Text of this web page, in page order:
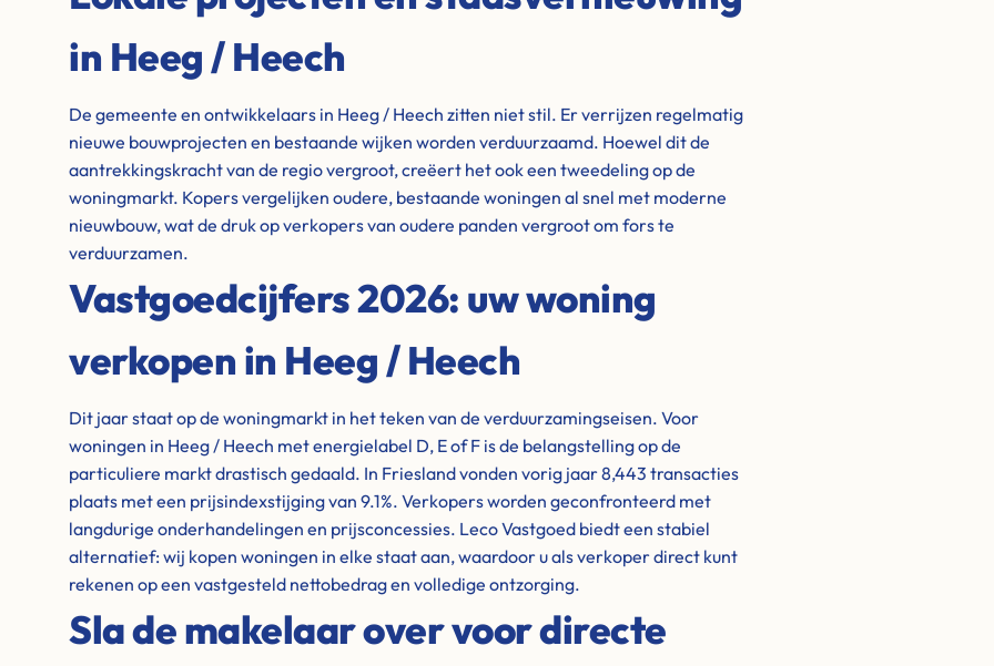
in Heeg / Heech
De gemeente en ontwikkelaars in Heeg / Heech zitten niet stil. Er verrijzen regelmatig
nieuwe bouwprojecten en bestaande wijken worden verduurzaamd. Hoewel dit de
aantrekkingskracht van de regio vergroot, creëert het ook een tweedeling op de
woningmarkt. Kopers vergelijken oudere, bestaande woningen al snel met moderne
nieuwbouw, wat de druk op verkopers van oudere panden vergroot om fors te
verduurzamen.
Vastgoedcijfers 2026: uw woning
verkopen in Heeg / Heech
Dit jaar staat op de woningmarkt in het teken van de verduurzamingseisen. Voor
woningen in Heeg / Heech met energielabel D, E of F is de belangstelling op de
particuliere markt drastisch gedaald. In Friesland vonden vorig jaar 8,443 transacties
plaats met een prijsindexstijging van 9.1%. Verkopers worden geconfronteerd met
langdurige onderhandelingen en prijsconcessies. Leco Vastgoed biedt een stabiel
alternatief: wij kopen woningen in elke staat aan, waardoor u als verkoper direct kunt
rekenen op een vastgesteld nettobedrag en volledige ontzorging.
Sla de makelaar over voor directe